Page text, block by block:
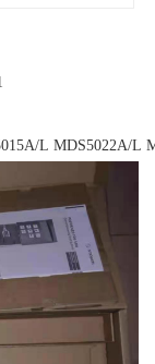
L MDS5022A/